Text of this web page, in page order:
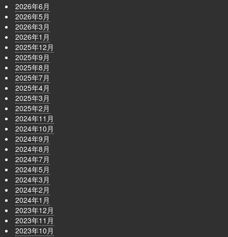
2026年6月
2026年5月
2026年3月
2026年1月
2025年12月
2025年9月
2025年8月
2025年7月
2025年4月
2025年3月
2025年2月
2024年11月
2024年10月
2024年9月
2024年8月
2024年7月
2024年5月
2024年3月
2024年2月
2024年1月
2023年12月
2023年11月
2023年10月